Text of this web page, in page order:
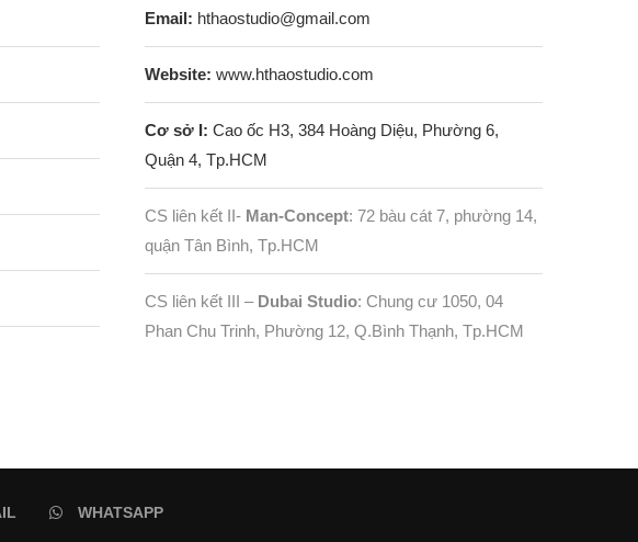
Email: hthaostudio@gmail.com
Website: www.hthaostudio.com
Cơ sở I: Cao ốc H3, 384 Hoàng Diệu, Phường 6,
Quận 4, Tp.HCM
CS liên kết II- Man-Concept: 72 bàu cát 7, phường 14,
quận Tân Bình, Tp.HCM
CS liên kết III – Dubai Studio: Chung cư 1050, 04
Phan Chu Trinh, Phường 12, Q.Bình Thạnh, Tp.HCM
WHATSAPP